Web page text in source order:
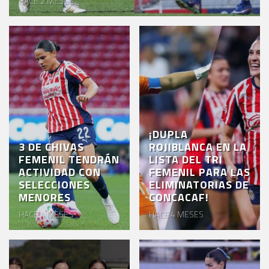
VENTA
DE
BOLETOS
CHIVABONOS
EVENTOS
DEPORTIVOS
REBAÑO
CHIVAS
TIENDA
CHIVAS
CHIVASTV
ESTADIO
3 DE CHIVAS
FEMENIL TENDRÁN
ACTIVIDAD CON
SELECCIONES
MENORES
HACE 4 MESES
¡DUPLA
ROJIBLANCA EN LA
LISTA DEL TRI
FEMENIL PARA LAS
ELIMINATORIAS DE
CONCACAF!
HACE 4 MESES